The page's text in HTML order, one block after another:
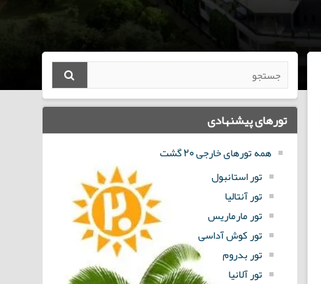
تورهای پیشنهادی
همه تورهای خارجی 20 گشت
تور استانبول
تور آنتالیا
تور مارماریس
تور کوش آداسی
تور بدروم
تور آلانیا